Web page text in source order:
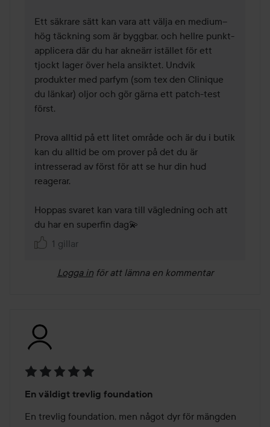
Ett säkrare sätt kan vara att välja en medium–
hög täckning som är byggbar, och hellre punkt-
applicera där du har akneärr istället för ett
tjockt lager över hela ansiktet. Undvik
produkter med parfym (som tex den Clinique
du länkar) oljor och gör gärna ett patch-test
först.
Prova alltid på ett litet område och är du i butik
kan du alltid be om prover på det du är
intresserad av först för att se hur din hud
reagerar.
Hoppas svaret kan vara till vägledning och att
du har en superfin dag💫
1 gillar
Logga in för att lämna en kommentar
5
av
En väldigt trevlig foundation
En trevlig foundation, men något dyr för mängden